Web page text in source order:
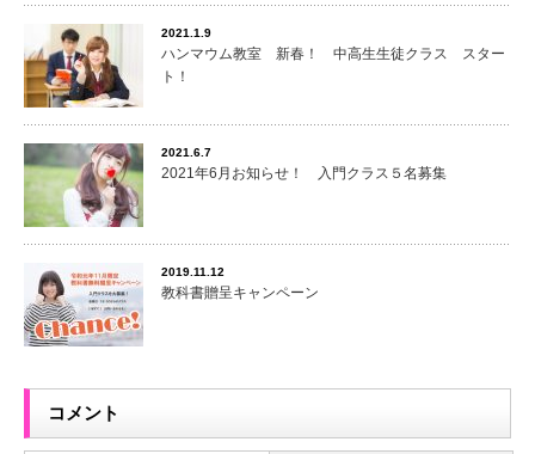
2021.1.9
ハンマウム教室 新春！ 中高生生徒クラス スター
ト！
2021.6.7
2021年6月お知らせ！ 入門クラス５名募集
2019.11.12
教科書贈呈キャンペーン
コメント